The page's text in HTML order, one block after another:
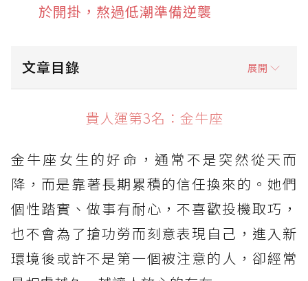
於開掛，熬過低潮準備逆襲
文章目錄 展開
貴人運第3名：金牛座
貴人運第1名：天秤座
貴人運第3名：金牛座
金牛座女生的好命，通常不是突然從天而
降，而是靠著長期累積的信任換來的。她們
個性踏實、做事有耐心，不喜歡投機取巧，
也不會為了搶功勞而刻意表現自己，進入新
環境後或許不是第一個被注意的人，卻經常